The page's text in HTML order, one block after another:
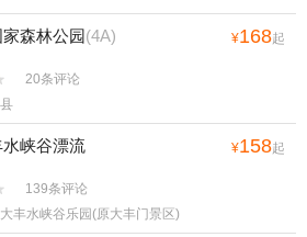
森林公园(4A) ¥168起
20条评论
峡谷漂流 ¥158起
139条评论
丰水峡谷乐园(原大丰门景区)